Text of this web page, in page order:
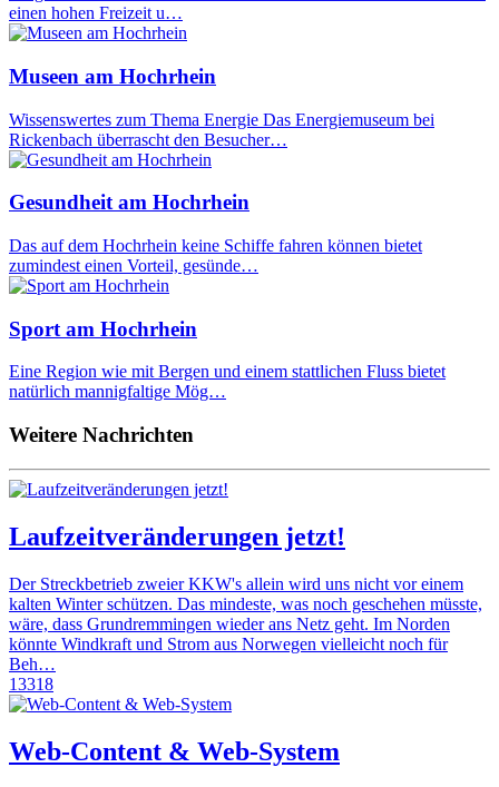
einen hohen Freizeit u…
Museen am Hochrhein
Wissenswertes zum Thema Energie Das Energiemuseum bei
Rickenbach überrascht den Besucher…
Gesundheit am Hochrhein
Das auf dem Hochrhein keine Schiffe fahren können bietet
zumindest einen Vorteil, gesünde…
Sport am Hochrhein
Eine Region wie mit Bergen und einem stattlichen Fluss bietet
natürlich mannigfaltige Mög…
Weitere Nachrichten
Laufzeitveränderungen jetzt!
Der Streckbetrieb zweier KKW's allein wird uns nicht vor einem
kalten Winter schützen. Das mindeste, was noch geschehen müsste,
wäre, dass Grundremmingen wieder ans Netz geht. Im Norden
könnte Windkraft und Strom aus Norwegen vielleicht noch für
Beh…
13318
Web-Content & Web-System